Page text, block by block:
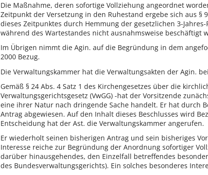
Die Maßnahme, deren sofortige Vollziehung angeordnet
Zeitpunkt der Versetzung in den Ruhestand ergebe sich aus §
dieses Zeitpunktes durch Hemmung der gesetzlichen 3-
während des Wartestandes nicht ausnahmsweise beschäftigt
Im Übrigen nimmt die Agin. auf die Begründung in dem
2000 Bezug.
Die Verwaltungskammer hat die Verwaltungsakten der Agin.
Gemäß § 24 Abs. 4 Satz 1 des Kirchengesetzes über die
Verwaltungsgerichtsgesetz (VwGG) -hat der Vorsitzende
eine ihrer Natur nach dringende Sache handelt. Er hat durch
Antrag abgewiesen. Auf den Inhalt dieses Beschlusses wird
Entscheidung hat der Ast. die Verwaltungskammer angerufen.
Er wiederholt seinen bisherigen Antrag und sein bisheriges
Interesse reiche zur Begründung der Anordnung sofortiger
darüber hinausgehendes, den Einzelfall betreffendes
des Bundesverwaltungsgerichts). Ein solches besonderes